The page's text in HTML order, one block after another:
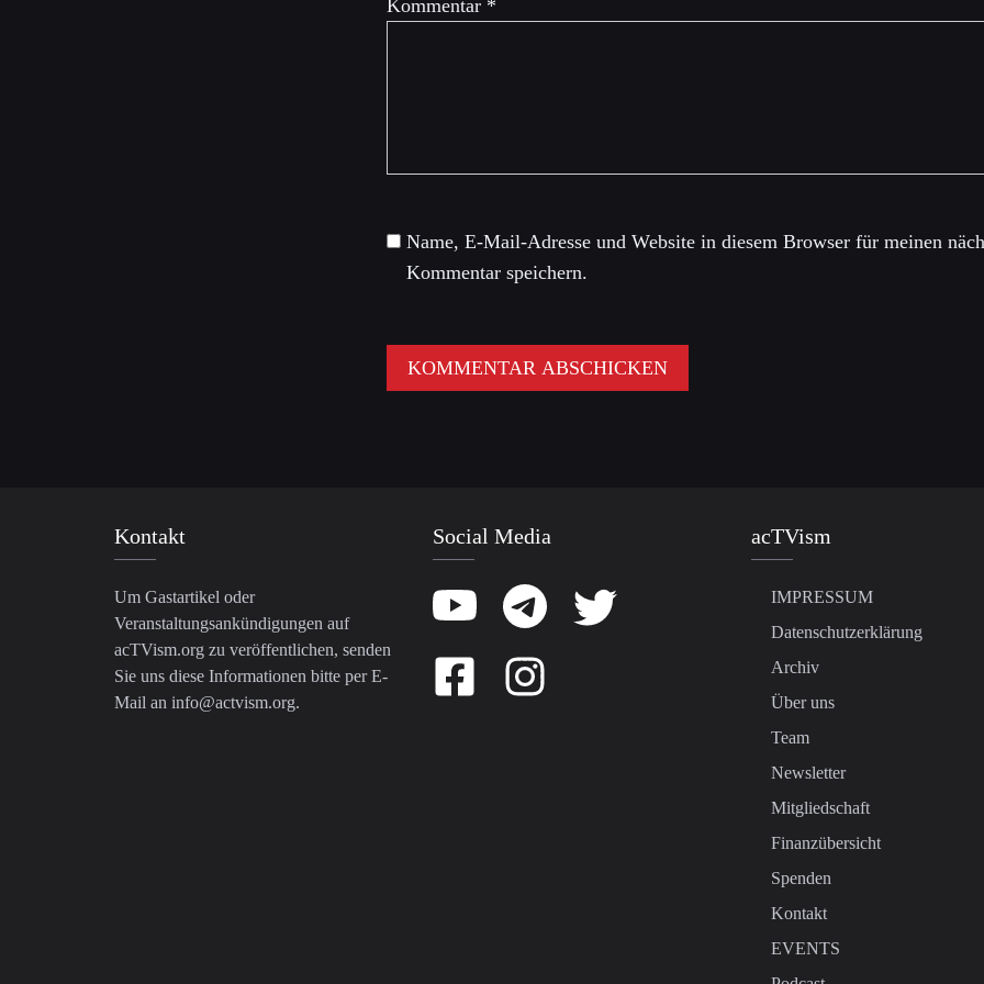
Kommentar *
Name, E-Mail-Adresse und Website in diesem Browser für meinen
Kommentar speichern.
Kontakt
Um Gastartikel oder
Veranstaltungsankündigungen auf
acTVism.org zu veröffentlichen, senden
Sie uns diese Informationen bitte per E-
Mail an info@actvism.org.
Social Media acTVism
IMPRESSUM
Datenschutzerklärung
Archiv
Über uns
Team
Newsletter
Mitgliedschaft
Finanzübersicht
Spenden
Kontakt
EVENTS